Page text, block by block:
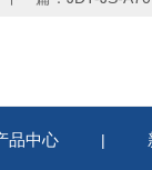
品中心 |